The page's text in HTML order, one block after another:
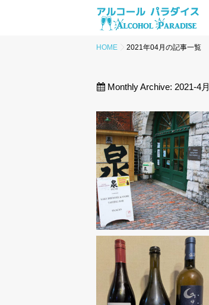
HOME 2021年04月の記事一覧
Monthly Archive: 2021-4月